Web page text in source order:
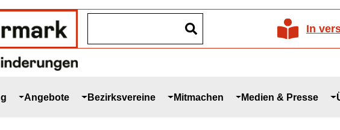
In
Angebote Bezirksvereine Mitmachen Medien & Presse